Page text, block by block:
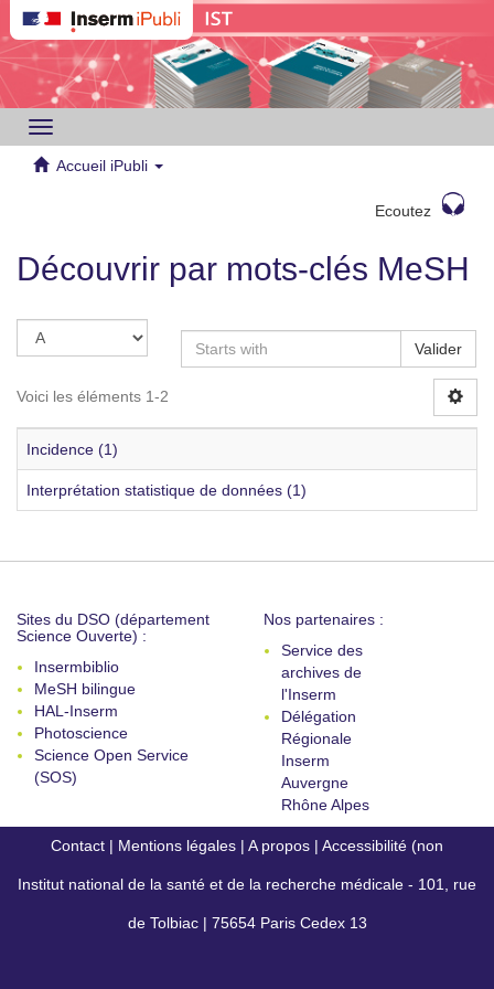
Toggle
navigation
Accueil iPubli
Ecoutez
Découvrir par mots-clés MeSH
Valider
Voici les éléments 1-2
Incidence (1)
Interprétation statistique de données (1)
Sites du DSO (département
Science Ouverte) :
Insermbiblio
MeSH bilingue
HAL-Inserm
Photoscience
Science Open Service
(SOS)
Nos partenaires :
Service des
archives de
l'Inserm
Délégation
Régionale
Inserm
Auvergne
Rhône Alpes
Contact | Mentions légales | A propos | Accessibilité (non
conforme)
Institut national de la santé et de la recherche médicale - 101, rue
de Tolbiac | 75654 Paris Cedex 13